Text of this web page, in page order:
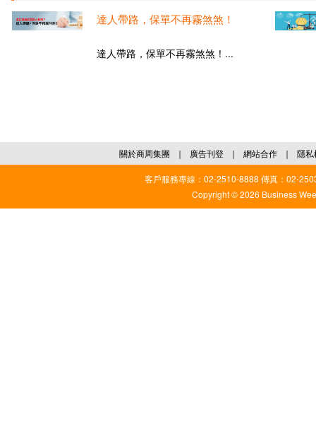
達人帶路，保單不再霧煞煞！
達人帶路，保單不再霧煞煞！...
關於商周集團 ｜ 廣告刊登 ｜ 網站合作 ｜ 隱私
客戶服務專線：02-2510-8888 傳真：02-
Copyright © 2026 Business